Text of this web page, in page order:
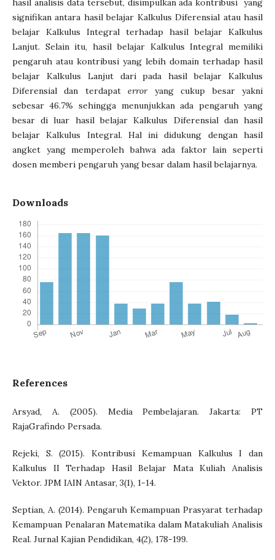
hasil analisis data tersebut, disimpulkan ada kontribusi yang
signifikan antara hasil belajar Kalkulus Diferensial atau hasil
belajar Kalkulus Integral terhadap hasil belajar Kalkulus
Lanjut. Selain itu, hasil belajar Kalkulus Integral memiliki
pengaruh atau kontribusi yang lebih domain terhadap hasil
belajar Kalkulus Lanjut dari pada hasil belajar Kalkulus
Diferensial dan terdapaterroryang cukup besar yakni
sebesar 46.7% sehingga menunjukkan ada pengaruh yang
besar di luar hasil belajar Kalkulus Diferensial dan hasil
belajar Kalkulus Integral. Hal ini didukung dengan hasil
angket yang memperoleh bahwa ada faktor lain seperti
dosen memberi pengaruh yang besar dalam hasil belajarnya.
Downloads
References
Arsyad, A. (2005). Media Pembelajaran. Jakarta: PT
RajaGrafindo Persada.
Rejeki, S. (2015). Kontribusi Kemampuan Kalkulus I dan
Kalkulus II Terhadap Hasil Belajar Mata Kuliah Analisis
Vektor. JPM IAIN Antasar, 3(1), 1-14.
Septian, A. (2014). Pengaruh Kemampuan Prasyarat terhadap
Kemampuan Penalaran Matematika dalam Matakuliah Analisis
Real. Jurnal Kajian Pendidikan, 4(2), 178-199.